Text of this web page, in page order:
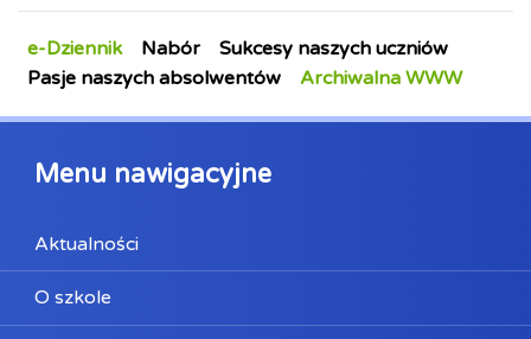
e-Dziennik Nabór
Sukcesy naszych uczniów
Pasje naszych absolwentów
Archiwalna WWW
Menu nawigacyjne
Aktualności
O szkole